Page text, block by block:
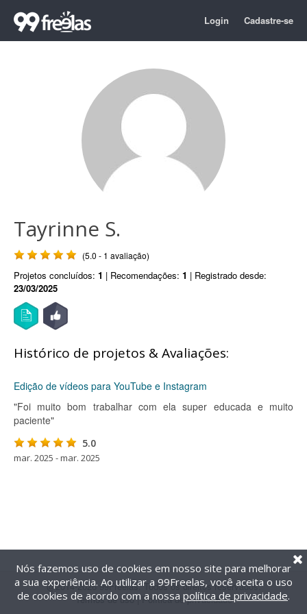
Login Cadastre-se
Tayrinne S.
(5.0 - 1 avaliação)
Projetos concluídos: 1 | Recomendações: 1 | Registrado desde:
23/03/2025
Histórico de projetos & Avaliações:
Edição de vídeos para YouTube e Instagram
"Foi muito bom trabalhar com ela super educada e muito
paciente"
5.0
mar. 2025 - mar. 2025
@2014-2026 99Freelas. Todos os direitos reservados.
Termos de uso| Política de privacidade
Nós fazemos uso de cookies em nosso site para melhorar
a sua experiência. Ao utilizar a 99Freelas, você aceita o uso
de cookies de acordo com a nossa política de privacidade.